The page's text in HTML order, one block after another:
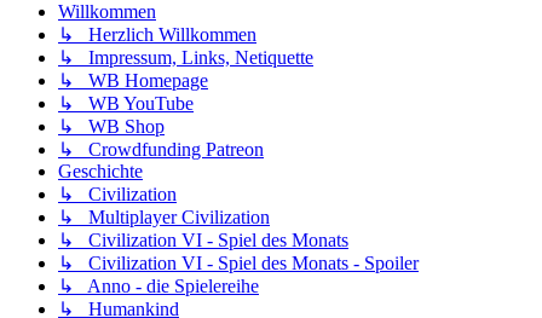
Willkommen
↳ Herzlich Willkommen
↳ Impressum, Links, Netiquette
↳ WB Homepage
↳ WB YouTube
↳ WB Shop
↳ Crowdfunding Patreon
Geschichte
↳ Civilization
↳ Multiplayer Civilization
↳ Civilization VI - Spiel des Monats
↳ Civilization VI - Spiel des Monats - Spoiler
↳ Anno - die Spielereihe
↳ Humankind